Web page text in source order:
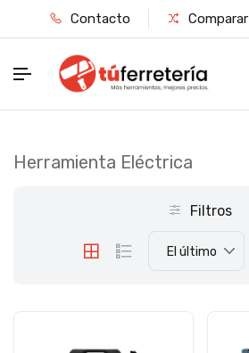
Contacto Comparar
Herramienta Eléctrica
Filtros
El último